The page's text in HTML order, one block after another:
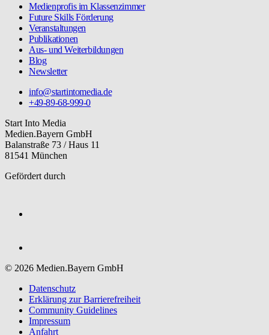
Medienprofis im Klassenzimmer
Future Skills Förderung
Veranstaltungen
Publikationen
Aus- und Weiterbildungen
Blog
Newsletter
info@startintomedia.de
+49-89-68-999-0
Start Into Media
Medien.Bayern GmbH
Balanstraße 73 / Haus 11
81541 München
Gefördert durch
© 2026 Medien.Bayern GmbH
Datenschutz
Erklärung zur Barriere­freiheit
Community Guidelines
Impressum
Anfahrt